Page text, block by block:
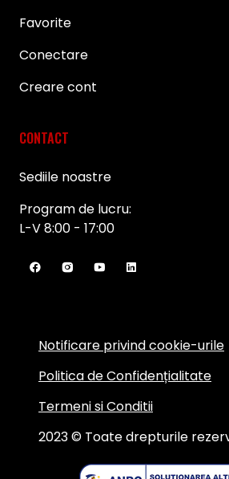
Favorite
Conectare
Creare cont
CONTACT
Sediile noastre
Program de lucru:
L-V 8:00 - 17:00
2023 © Toate drepturile
Notificare privind cookie-urile
Politica de Confidențialitate
Termeni si Conditii